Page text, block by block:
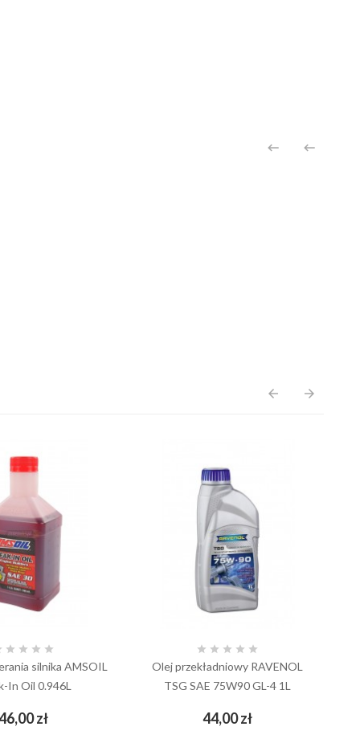
 
arrow_back arrow_forward
   
silnika AMSOIL
In Oil 0.946L
złCena
add_shopping_cart
    
Olej przekładniowy RAVENOL
TSG SAE 75W90 GL-4 1L
44,00 złCena
add_shopping_cart